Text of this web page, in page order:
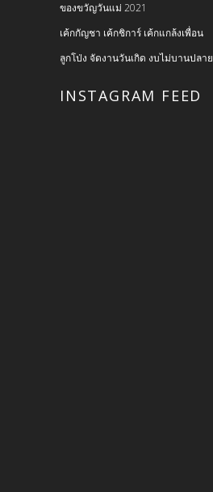
ของขวัญวันแม่ 2021
เค้กกัญชา เค้กชิการ์ เค้กแกล้งเพื่อน
ลูกโป่ง จัดงานวันเกิด งบไม่บานปลาย
INSTAGRAM FEED